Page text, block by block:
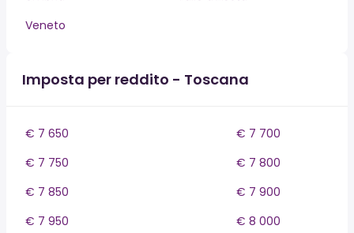
Veneto
Imposta per reddito - Toscana
€ 7 650
€ 7 700
€ 7 750
€ 7 800
€ 7 850
€ 7 900
€ 7 950
€ 8 000